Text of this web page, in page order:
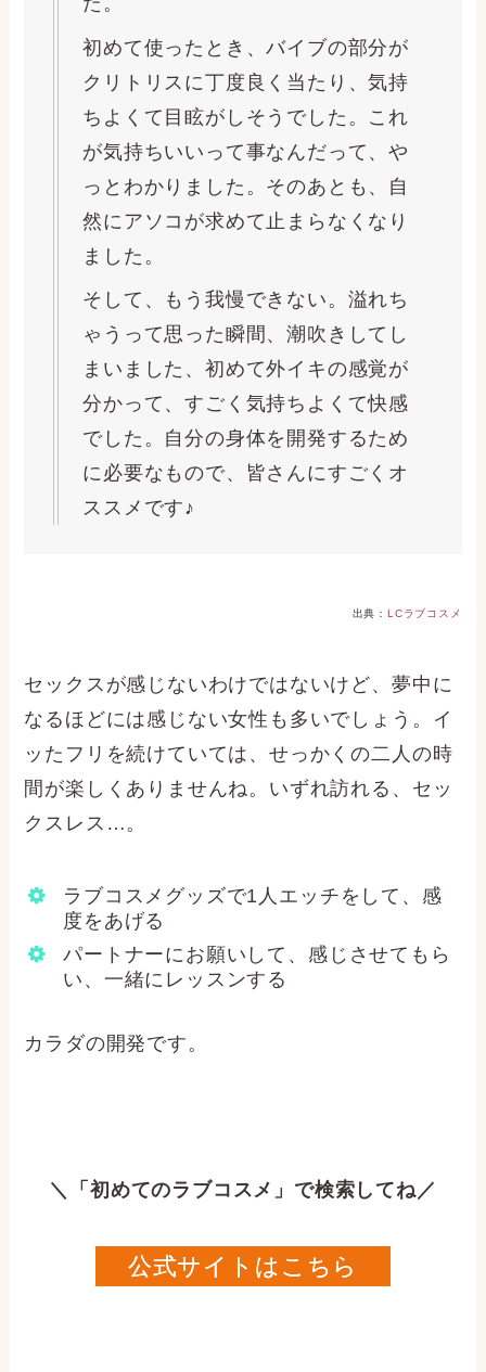
初めて使ったとき、バイブの部分が
クリトリスに丁度良く当たり、気持
ちよくて目眩がしそうでした。これ
が気持ちいいって事なんだって、や
っとわかりました。そのあとも、自
然にアソコが求めて止まらなくなり
ました。
そして、もう我慢できない。溢れち
ゃうって思った瞬間、潮吹きしてし
まいました、初めて外イキの感覚が
分かって、すごく気持ちよくて快感
でした。自分の身体を開発するため
に必要なもので、皆さんにすごくオ
ススメです♪
出典： LCラブコスメ
セックスが感じないわけではないけど、夢中に
なるほどには感じない女性も多いでしょう。イ
ッたフリを続けていては、せっかくの二人の時
間が楽しくありませんね。いずれ訪れる、セッ
クスレス…。
ラブコスメグッズで1人エッチをして、感
度をあげる
パートナーにお願いして、感じさせてもら
い、一緒にレッスンする
カラダの開発です。
＼「初めてのラブコスメ」で検索してね／
公式サイトはこちら